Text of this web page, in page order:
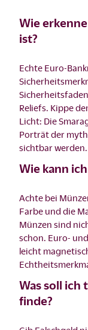
Wie
ist?
Echte Euro-
Reliefs. Kippe
Licht: Die
Porträt der
sichtbar werden.
Wie kann
Achte bei
Farbe und die
Münzen sind
schon. Euro-
leicht
Was soll ich
finde?